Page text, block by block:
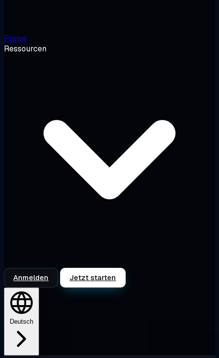
Preise
Ressourcen
Anmelden Jetzt starten
Deutsch